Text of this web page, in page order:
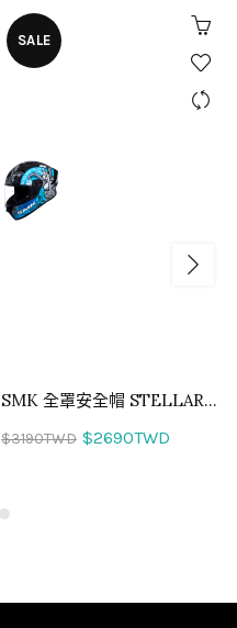
SALE
SMK 全罩安全帽 STELLAR SAMURAI 真武者 MA265
$3190TWD $2690TWD